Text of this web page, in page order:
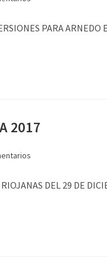
PARA
2017
RIOJANAS DEL 29